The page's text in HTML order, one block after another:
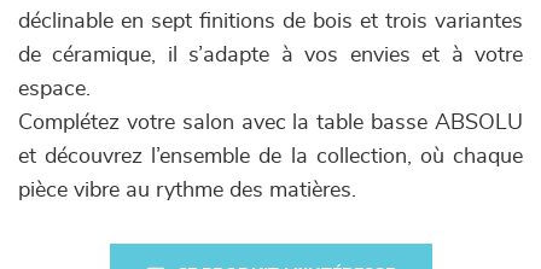
déclinable en sept finitions de bois et trois variantes
de céramique, il s’adapte à vos envies et à votre
espace.
Complétez votre salon avec la table basse ABSOLU
et découvrez l’ensemble de la collection, où chaque
pièce vibre au rythme des matières.